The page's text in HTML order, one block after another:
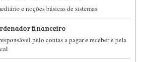
e noções básicas de sistemas
financeiro
pelo contas a pagar e receber e pela